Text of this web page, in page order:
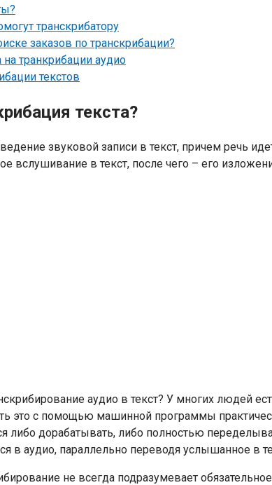
транскрибатору
заказов по транскрибации?
транкрибации аудио
текстов
текста?
звуковой записи в текст, причем речь
вслушивание в текст, после чего – его
аудио в текст? У многих людей
это с помощью машинной программы
либо дорабатывать, либо полностью
в аудио, параллельно переводя услышанное в
не всегда подразумевает